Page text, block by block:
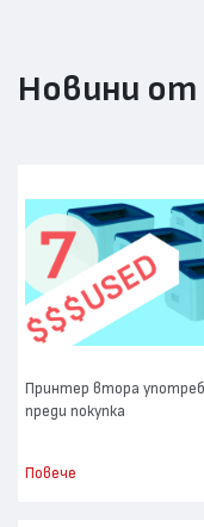
Новини от
Принтер втора
преди покупка
Повече